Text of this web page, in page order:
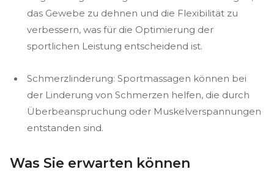
das Gewebe zu dehnen und die Flexibilität zu
verbessern, was für die Optimierung der
sportlichen Leistung entscheidend ist.
Schmerzlinderung: Sportmassagen können bei
der Linderung von Schmerzen helfen, die durch
Überbeanspruchung oder Muskelverspannungen
entstanden sind.
Was Sie erwarten können